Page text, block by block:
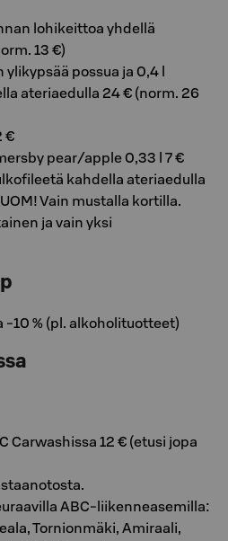
lohikeittoa yhdellä
13 €)
ylikypsää possua ja 0,4 l
ateriaedulla 24 € (norm. 26
€
pear/apple 0,33 l 7 €
kahdella ateriaedulla
Vain mustalla kortilla.
ja vain yksi
10 % (pl. alkoholituotteet)
Carwashissa 12 € (etusi jopa
ABC-liikenneasemilla:
Tornionmäki, Amiraali,